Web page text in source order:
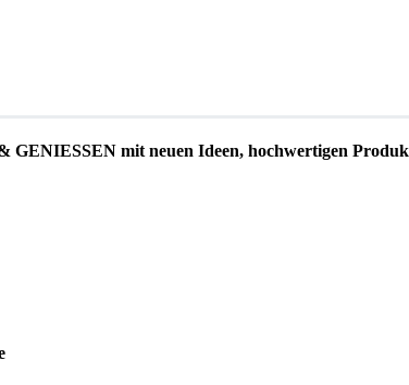
mit neuen Ideen, hochwertigen